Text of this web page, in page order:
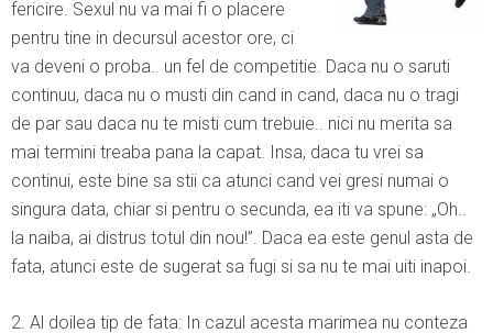
fericire. Sexul nu va mai fi o placere
pentru tine in decursul acestor ore, ci
va deveni o proba.. un fel de competitie. Daca nu o saruti
continuu, daca nu o musti din cand in cand, daca nu o tragi
de par sau daca nu te misti cum trebuie.. nici nu merita sa
mai termini treaba pana la capat. Insa, daca tu vrei sa
continui, este bine sa stii ca atunci cand vei gresi numai o
singura data, chiar si pentru o secunda, ea iti va spune: „Oh..
la naiba, ai distrus totul din nou!”. Daca ea este genul asta de
fata, atunci este de sugerat sa fugi si sa nu te mai uiti inapoi.
2. Al doilea tip de fata: In cazul acesta marimea nu conteza